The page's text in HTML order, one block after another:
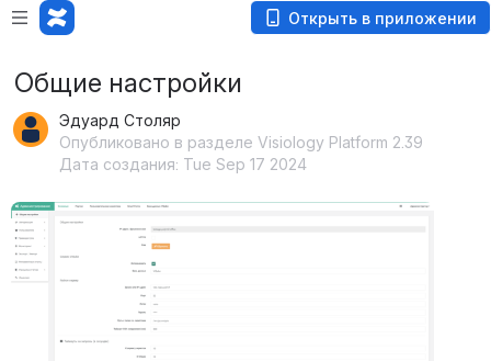
Открыть в приложении
Общие настройки
Эдуард Столяр
Опубликовано в разделе Visiology Platform 2.39
Дата создания: Tue Sep 17 2024
Открыть файл «»